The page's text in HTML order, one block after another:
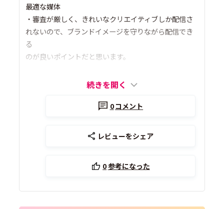
最適な媒体
・審査が厳しく、きれいなクリエイティブしか配信さ
れないので、ブランドイメージを守りながら配信でき
る
のが良いポイントだと思います。
続きを開く
0コメント
レビューをシェア
0参考になった